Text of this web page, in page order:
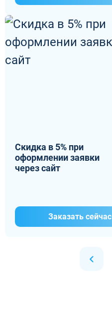
Скидка в 5% при
оформлении заявки
через сайт
Заказать сейчас